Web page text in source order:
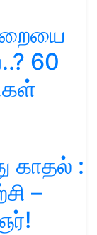
60
காதல் :
–